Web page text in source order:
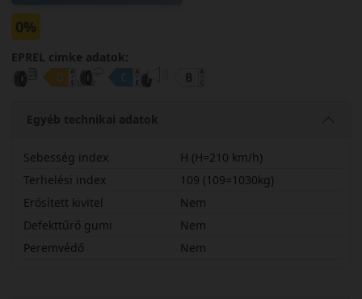
0%
EPREL cimke adatok:
Egyéb technikai adatok
Sebesség index
H (H=210 km/h)
Terhelési index
109 (109=1030kg)
Erősített kivitel
Nem
Defekttűrő gumi
Nem
Peremvédő
Nem